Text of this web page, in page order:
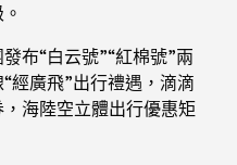
布“白云號”“紅棉號”兩
經廣飛”出行禮遇，滴滴
海陸空立體出行優惠矩